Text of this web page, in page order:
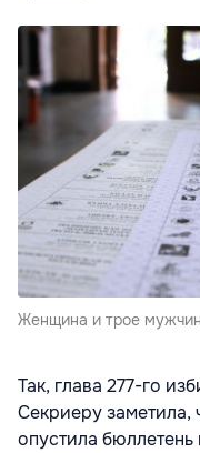
Женщина и трое
Так, глава 277-го
Секриеру заметила,
опустила